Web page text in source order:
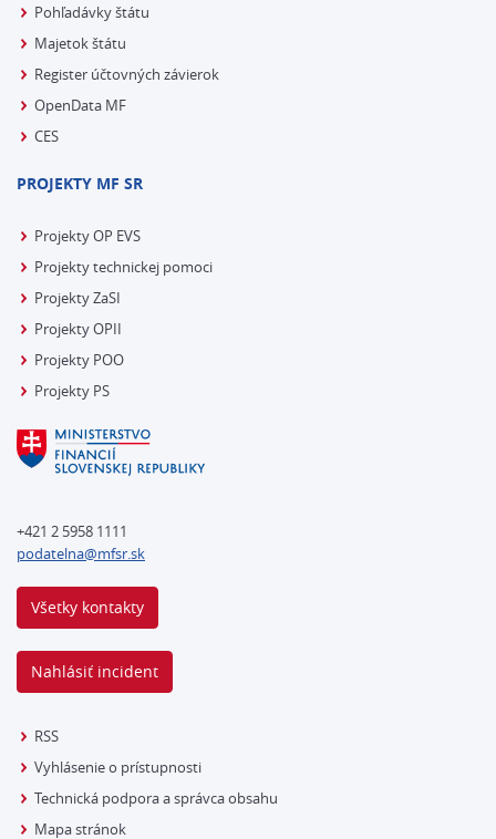
Pohľadávky štátu
Majetok štátu
Register účtovných závierok
OpenData MF
CES
PROJEKTY MF SR
Projekty OP EVS
Projekty technickej pomoci
Projekty ZaSI
Projekty OPII
Projekty POO
Projekty PS
+421 2 5958 1111
podatelna@mfsr.sk
Všetky kontakty
Nahlásiť incident
RSS
Vyhlásenie o prístupnosti
Technická podpora a správca obsahu
Mapa stránok